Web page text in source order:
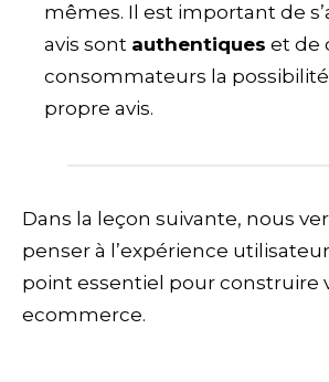
mêmes. Il est important de
avis sont authentiques et de
consommateurs la
propre avis.
Dans la leçon suivante, nous
penser à l’expérience
point essentiel pour construire
ecommerce.